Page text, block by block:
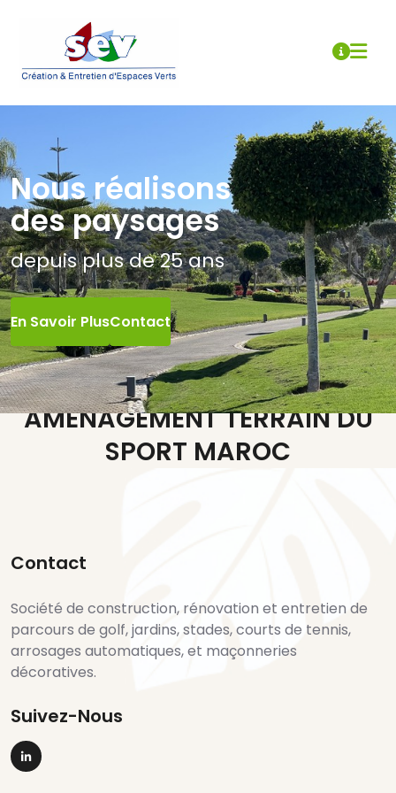
Nous réalisons
des paysages
depuis plus de 25 ans
En Savoir PlusContact
AMENAGEMENT TERRAIN DU
SPORT MAROC
Vous Souhaitez Plus
Realisation Parcours De Golfs
Agadir
Les Tendances Actuelles En
Amenagement Paysager A
Agadir
Contact
Société de construction, rénovation et entretien de
parcours de golf, jardins, stades, courts de tennis,
arrosages automatiques, et maçonneries
décoratives.
Suivez-Nous
Suivez-nous sur Linkedin